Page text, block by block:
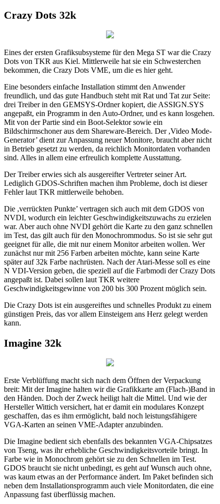
Crazy Dots 32k
Eines der ersten Grafiksubsysteme für den Mega ST war die Crazy
Dots von TKR aus Kiel. Mittlerweile hat sie ein Schwesterchen
bekommen, die Crazy Dots VME, um die es hier geht.
Eine besonders einfache Installation stimmt den Anwender
freundlich, und das gute Handbuch steht mit Rat und Tat zur Seite:
drei Treiber in den GEMSYS-Ordner kopiert, die ASSIGN.SYS
angepaßt, ein Programm in den Auto-Ordner, und es kann losgehen.
Mit von der Partie sind ein Boot-Selektor sowie ein
Bildschirmschoner aus dem Shareware-Bereich. Der ,Video Mode-
Generator’ dient zur Anpassung neuer Monitore, braucht aber nicht
in Betrieb gesetzt zu werden, da reichlich Monitordaten vorhanden
sind. Alles in allem eine erfreulich komplette Ausstattung.
Der Treiber erwies sich als ausgereifter Vertreter seiner Art.
Lediglich GDOS-Schriften machen ihm Probleme, doch ist dieser
Fehler laut TKR mittlerweile behoben.
Die ,verrückten Punkte’ vertragen sich auch mit dem GDOS von
NVDI, wodurch ein leichter Geschwindigkeitszuwachs zu erzielen
war. Aber auch ohne NVDI gehört die Karte zu den ganz schnellen
im Test, das gilt auch für den Monochrommodus. So ist sie sehr gut
geeignet für alle, die mit nur einem Monitor arbeiten wollen. Wer
zunächst nur mit 256 Farben arbeiten möchte, kann seine Karte
später auf 32k Farbe nachrüsten. Nach der Atari-Messe soll es eine
N VDI-Version geben, die speziell auf die Farbmodi der Crazy Dots
angepaßt ist. Dabei sollen laut TKR weitere
Geschwindigkeitsgewinne von 200 bis 300 Prozent möglich sein.
Die Crazy Dots ist ein ausgereiftes und schnelles Produkt zu einem
günstigen Preis, das vor allem Einsteigem ans Herz gelegt werden
kann.
Imagine 32k
Erste Verblüffung macht sich nach dem Öffnen der Verpackung
breit: Mit der Imagine halten wir die Grafikkarte am (Flach-)Band in
den Händen. Doch der Zweck heiligt halt die Mittel. Und wie der
Hersteller Wittich versichert, hat er damit ein modulares Konzept
geschaffen, das es ihm ermöglicht, bald noch leistungsfähigere
VGA-Karten an seinen VME-Adapter anzubinden.
Die Imagine bedient sich ebenfalls des bekannten VGA-Chipsatzes
von Tseng, was ihr erhebliche Geschwindigkeitsvorteile bringt. In
Farbe wie in Monochrom gehört sie zu den Schnellen im Test.
GDOS braucht sie nicht unbedingt, es geht auf Wunsch auch ohne,
was kaum etwas an der Performance ändert. Im Paket befinden sich
neben dem Installationsprogramm auch viele Monitordaten, die eine
Anpassung fast überflüssig machen.